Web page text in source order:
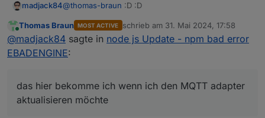
madjack84@thomas-braun :D :D
darum habe ich ja Nodejs aktualisiert :D
$ iobroker upgrade mqtt-client@1.8.0 --
npm error code EBADENGINE
aktualisieren möchte
Online
Thomas Braun MOST ACTIVE schrieb am 31. Mai 2024, 17:58
zuletzt editiert von
@madjack84 sagte in node js Update - npm bad error
EBADENGINE:
das hier bekomme ich wenn ich den MQTT adapter
aktualisieren möchte